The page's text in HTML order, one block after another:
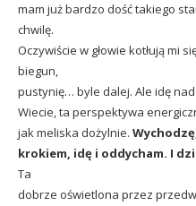
mam już bardzo dość takiego
chwilę.
Oczywiście w głowie kotłują mi
biegun,
pustynię… byle dalej. Ale idę
Wiecie, ta perspektywa
jak meliska dożylnie.
krokiem, idę i oddycham. I
Ta
dobrze oświetlona przez